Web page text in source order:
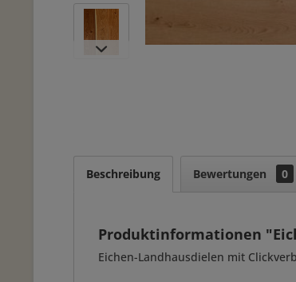
Beschreibung Bewertungen 0
Produktinformationen
Eichen-Landhausdielen mit